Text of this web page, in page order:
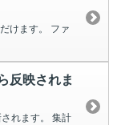
けます。 ファ
反映されま
れます。 集計